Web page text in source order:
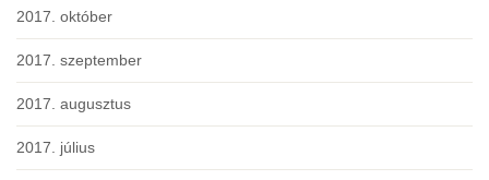
2017. október
2017. szeptember
2017. augusztus
2017. július